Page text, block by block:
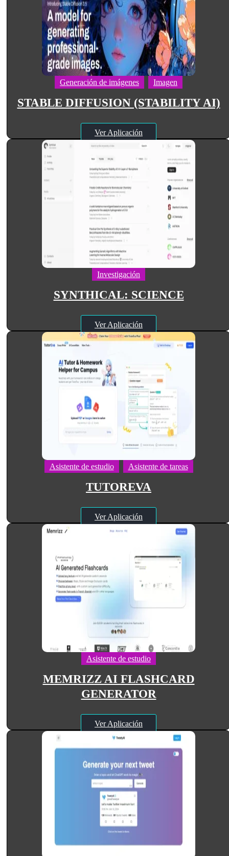
Generación de imágenes Imagen
STABLE DIFFUSION (STABILITY AI)
Ver Aplicación
Investigación
SYNTHICAL: SCIENCE
Ver Aplicación
Asistente de estudio Asistente de tareas
TUTOREVA
Ver Aplicación
Asistente de estudio
MEMRIZZ AI FLASHCARD
GENERATOR
Ver Aplicación